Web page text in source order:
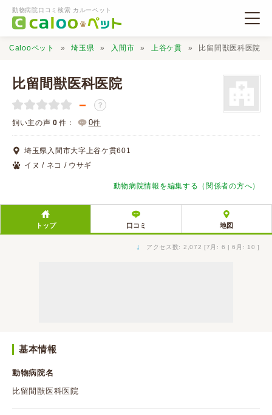
動物病院口コミ検索 カルーペット
動物病院検索
口コミ検索
口コミ投稿
Calooペット 埼玉県 入間市 上谷ケ貫 比留間獣医科医院
比留間獣医科医院
－ ？
飼い主の声 0 件： 0件
埼玉県入間市大字上谷ケ貫601
イヌ / ネコ / ウサギ
動物病院情報を編集する（関係者の方へ）
トップ 口コミ 地図
↓ アクセス数: 2,072 [7月: 6 | 6月: 10 ]
基本情報
動物病院名
比留間獣医科医院